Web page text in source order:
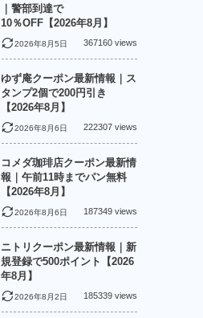
｜警部到達で
10％OFF【2026年8月】
2026年8月5日 367160 views
ゆず庵クーポン最新情報｜ス
タンプ2個で200円引き
【2026年8月】
2026年8月6日 222307 views
コメダ珈琲店クーポン最新情
報｜午前11時までパン無料
【2026年8月】
2026年8月6日 187349 views
ニトリクーポン最新情報｜新
規登録で500ポイント【2026
年8月】
2026年8月2日 185339 views